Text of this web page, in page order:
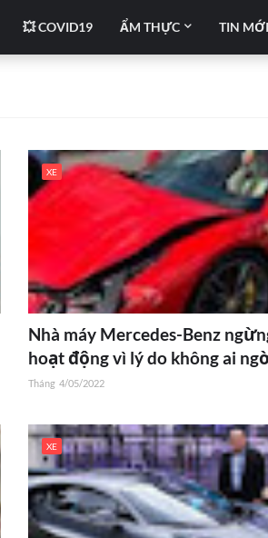
💥 COVID19 ẨM THỰC TIN MỚI
XE
Nhà máy Mercedes-Benz
hoạt động vì lý do không ai
Tháng 4/05/2022
XE